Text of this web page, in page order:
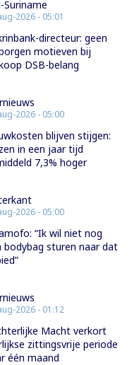
Suriname
2026 - 05:01
directeur: geen
motieven bij
DSB-belang
2026 - 05:00
blijven stijgen:
in een jaar tijd
7,3% hoger
2026 - 05:00
“Ik wil niet nog
bodybag sturen naar dat
2026 - 01:12
Macht verkort
zittingsvrije periode
één maand